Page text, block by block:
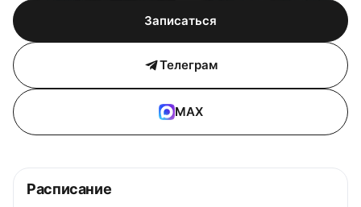
Записаться
Телеграм
MAX
Расписание